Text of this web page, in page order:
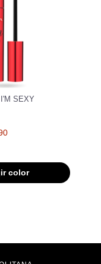
I'M SEXY
color